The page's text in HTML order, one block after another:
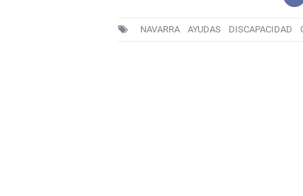
NAVARRA AYUDAS DISCAPACIDAD